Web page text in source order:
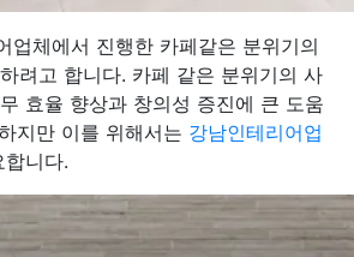
업체에서 진행한 카페같은 분위기의
려고 합니다. 카페 같은 분위기의 사
효율 향상과 창의성 증진에 큰 도움
지만 이를 위해서는 강남인테리어업
니다.